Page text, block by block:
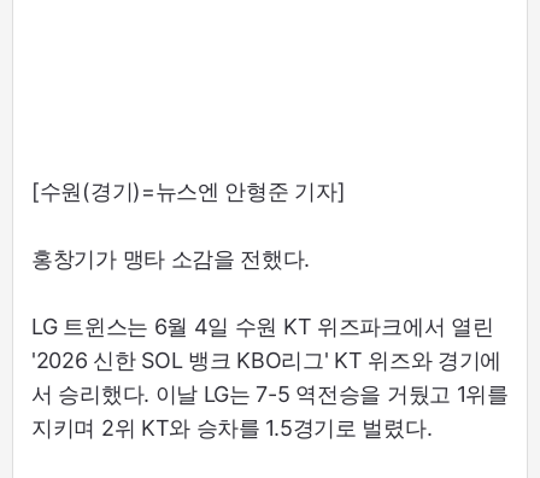
[수원(경기)=뉴스엔 안형준 기자]
홍창기가 맹타 소감을 전했다.
LG 트윈스는 6월 4일 수원 KT 위즈파크에서 열린
'2026 신한 SOL 뱅크 KBO리그' KT 위즈와 경기에
서 승리했다. 이날 LG는 7-5 역전승을 거뒀고 1위를
지키며 2위 KT와 승차를 1.5경기로 벌렸다.